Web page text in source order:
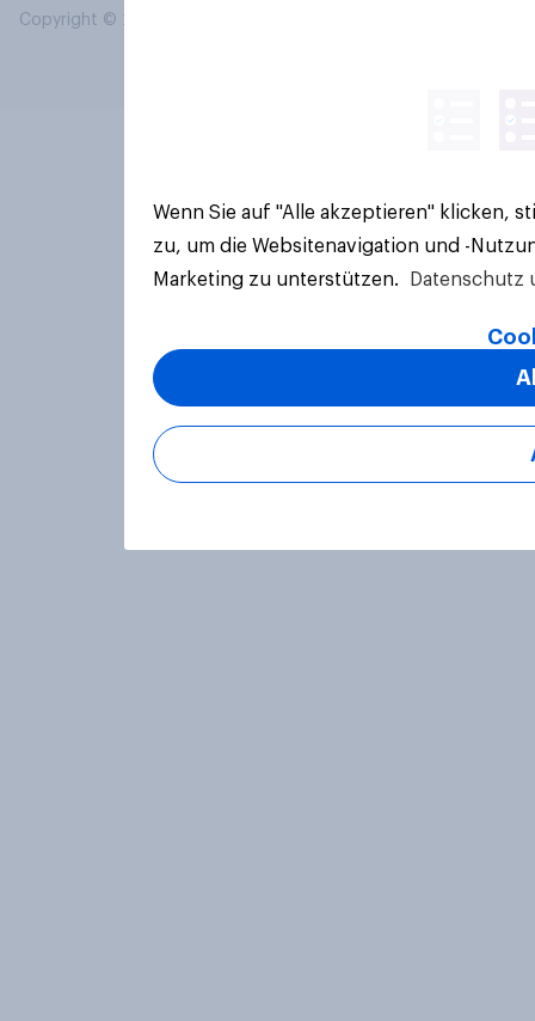
Copyright © 2026 YouGov PLC. Alle Rechte vorbehalten.
Wenn Sie auf "Alle akzeptieren" klicken,
zu, um die Websitenavigation und -
Marketing zu unterstützen.
Datenschutz